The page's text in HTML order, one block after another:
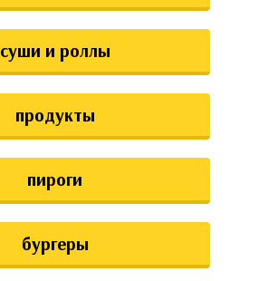
суши и роллы
продукты
пироги
бургеры